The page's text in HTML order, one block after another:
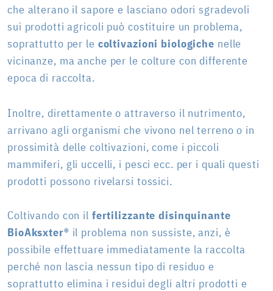
che alterano il sapore e lasciano odori sgradevoli
sui prodotti agricoli può costituire un problema,
soprattutto per le coltivazioni biologiche nelle
vicinanze, ma anche per le colture con differente
epoca di raccolta.
Inoltre, direttamente o attraverso il nutrimento,
arrivano agli organismi che vivono nel terreno o in
prossimità delle coltivazioni, come i piccoli
mammiferi, gli uccelli, i pesci ecc. per i quali questi
prodotti possono rivelarsi tossici.
Coltivando con il fertilizzante disinquinante
BioAksxter® il problema non sussiste, anzi, è
possibile effettuare immediatamente la raccolta
perché non lascia nessun tipo di residuo e
soprattutto elimina i residui degli altri prodotti e